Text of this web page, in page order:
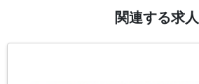
関連する求人